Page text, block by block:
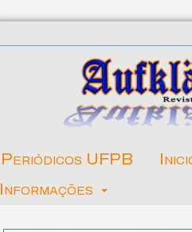
Periódicos UFPB
Informações